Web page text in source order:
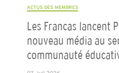
ACTUS DES MEMBRES
Les Francas lancent
nouveau média au
communauté